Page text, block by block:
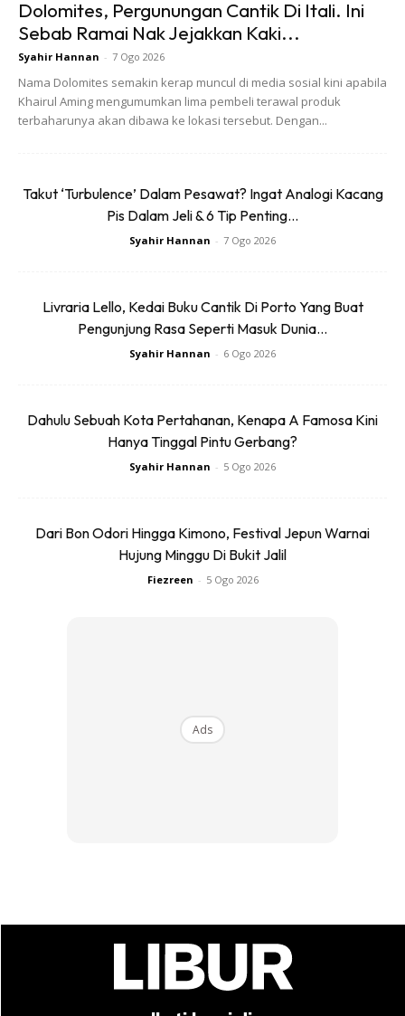
Lapangan Terbang Antarabangsa Kuala Lumpur adalah
sebahagian identiti Malaysia. Membawa nama Malaysia
di mana semua rakyat Malaysia mestilah tahu berbahasa
Dolomites, Pergunungan Cantik Di Itali. Ini
Sebab Ramai Nak Jejakkan Kaki...
Syahir Hannan - 7 Ogo 2026
Nama Dolomites semakin kerap muncul di media sosial kini apabila
Khairul Aming mengumumkan lima pembeli terawal produk
terbaharunya akan dibawa ke lokasi tersebut. Dengan...
Takut ‘Turbulence’ Dalam Pesawat? Ingat Analogi Kacang
Pis Dalam Jeli & 6 Tip Penting...
Syahir Hannan - 7 Ogo 2026
Livraria Lello, Kedai Buku Cantik Di Porto Yang Buat
Pengunjung Rasa Seperti Masuk Dunia...
Syahir Hannan - 6 Ogo 2026
Dahulu Sebuah Kota Pertahanan, Kenapa A Famosa Kini
Hanya Tinggal Pintu Gerbang?
Syahir Hannan - 5 Ogo 2026
Dari Bon Odori Hingga Kimono, Festival Jepun Warnai
Hujung Minggu Di Bukit Jalil
Fiezreen - 5 Ogo 2026
Ads